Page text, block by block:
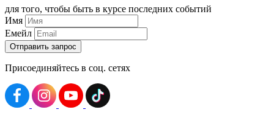
для того, чтобы быть в курсе последних событий
Имя
Емейл
Присоединяйтесь в соц. сетях